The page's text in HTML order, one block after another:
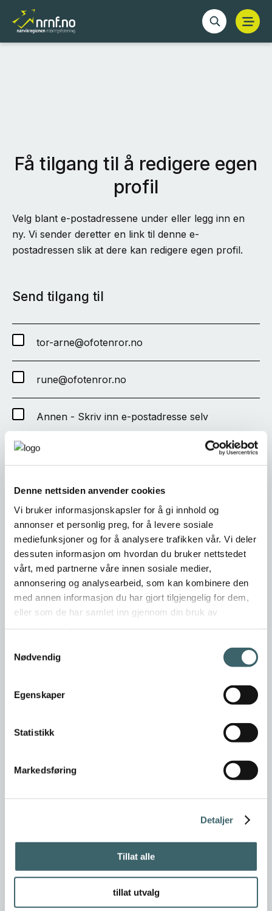
Denne nettsiden anvender cookies
Vi bruker informasjonskapsler for å gi innhold og
annonser et personlig preg, for å levere sosiale
mediefunksjoner og for å analysere trafikken vår. Vi deler
dessuten informasjon om hvordan du bruker nettstedet
vårt, med partnerne våre innen sosiale medier,
annonsering og analysearbeid, som kan kombinere den
med annen informasjon du har gjort tilgjengelig for dem,
eller som de har samlet inn gjennom din bruk av
Nødvendig
Egenskaper
Statistikk
Markedsføring
Detaljer
Tillat alle
tillat utvalg
Få tilgang til å redigere egen
profil
Velg blant e-postadressene under eller legg inn en
ny. Vi sender deretter en link til denne e-
postadressen slik at dere kan redigere egen profil.
Send tilgang til
tor-arne@ofotenror.no
rune@ofotenror.no
Annen - Skriv inn e-postadresse selv